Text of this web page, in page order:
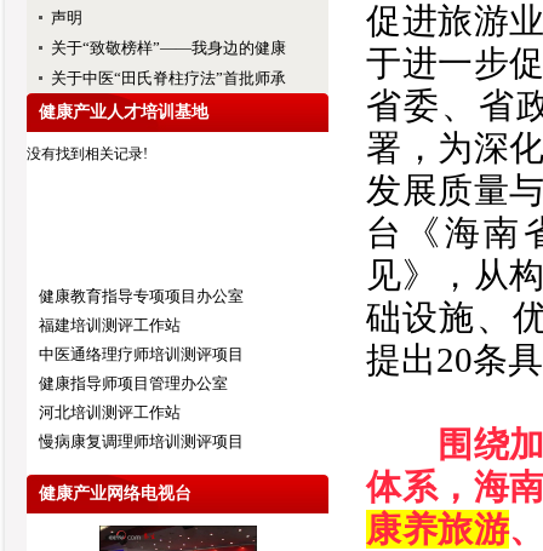
声明
关于“致敬榜样”——我身边的健康
关于中医“田氏脊柱疗法”首批师承
健康产业人才培训基地
没有找到相关记录!
健康教育指导专项项目办公室
福建培训测评工作站
中医通络理疗师培训测评项目
健康指导师项目管理办公室
河北培训测评工作站
慢病康复调理师培训测评项目
健康产业网络电视台
促进旅游
于进一步
省委、省
署，为深
发展质量
台《海南
见》，从
础设施、
提出20条
围绕
体系，海
康养旅游